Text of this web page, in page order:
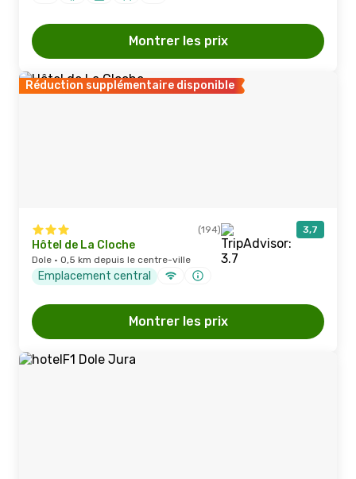
Montrer les prix
Réduction supplémentaire disponible
(194) 3,7
Hôtel de La Cloche
Dole · 0,5 km depuis le centre-ville
Emplacement central
Montrer les prix